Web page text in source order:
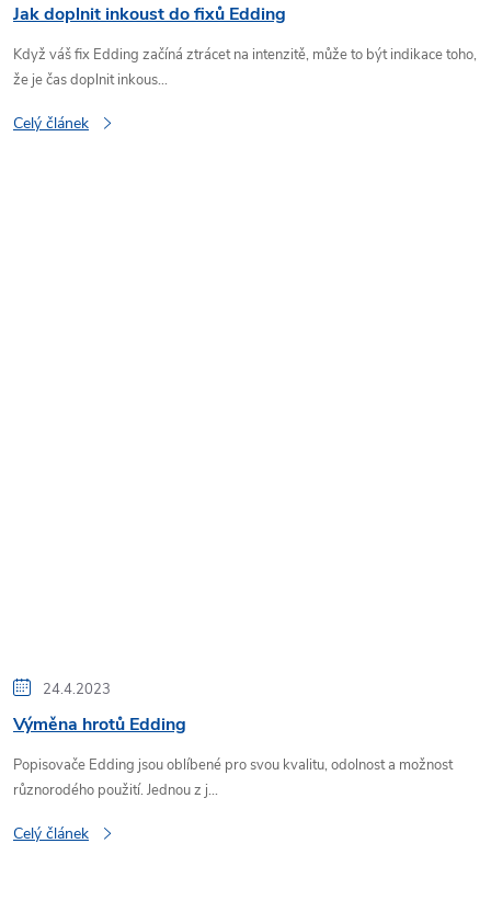
Jak doplnit inkoust do fixů Edding
Když váš fix Edding začíná ztrácet na intenzitě, může to být indikace toho,
že je čas doplnit inkous...
Celý článek
24.4.2023
Výměna hrotů Edding
Popisovače Edding jsou oblíbené pro svou kvalitu, odolnost a možnost
různorodého použití. Jednou z j...
Celý článek